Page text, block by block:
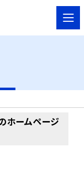
ホームページ